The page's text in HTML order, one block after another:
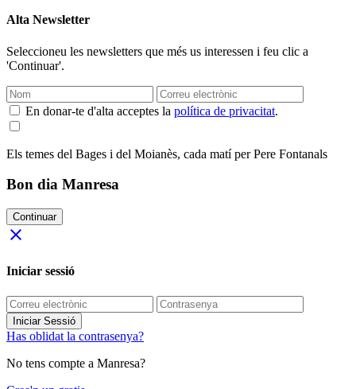
Alta Newsletter
Seleccioneu les newsletters que més us interessen i feu clic a
'Continuar'.
En donar-te d'alta acceptes la política de privacitat.
Els temes del Bages i del Moianès, cada matí per Pere Fontanals
Bon dia Manresa
Continuar
close
Iniciar sessió
Iniciar Sessió
Has oblidat la contrasenya?
No tens compte a Manresa?